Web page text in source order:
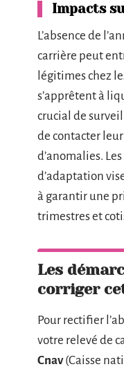
Impacts
L’absence de
carrière peut
légitimes chez
s’apprêtent à
crucial de
de contacter
d’anomalies.
d’adaptation
à garantir une
trimestres et
Les
corriger
Pour rectifier
votre relevé de
Cnav(Caisse